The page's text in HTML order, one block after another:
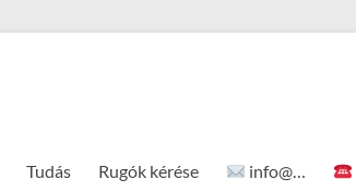
Tudás Rugók kérése info@…